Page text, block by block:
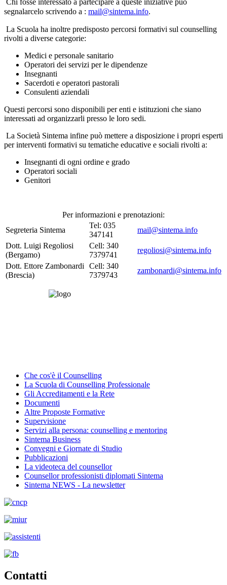
Chi fosse interessato a partecipare a queste iniziative può
segnalarcelo scrivendo a : mail@sintema.info.
La Scuola ha inoltre predisposto percorsi formativi sul counselling
rivolti a diverse categorie:
Medici e personale sanitario
Operatori dei servizi per le dipendenze
Insegnanti
Sacerdoti e operatori pastorali
Consulenti aziendali
Questi percorsi sono disponibili per enti e istituzioni che siano
interessati ad organizzarli presso le loro sedi.
La Società Sintema infine può mettere a disposizione i propri esperti
per interventi formativi su tematiche educative e sociali rivolti a:
Insegnanti di ogni ordine e grado
Operatori sociali
Genitori
Per informazioni e prenotazioni:
Segreteria Sintema
Tel: 035
347141
mail@sintema.info
Dott. Luigi Regoliosi
(Bergamo)
Cell: 340
7379741
regoliosi@sintema.info
Dott. Ettore Zambonardi
(Brescia)
Cell: 340
7379743
zambonardi@sintema.info
Che cos'è il Counselling
La Scuola di Counselling Professionale
Gli Accreditamenti e la Rete
Documenti
Altre Proposte Formative
Supervisione
Servizi alla persona: counselling e mentoring
Sintema Business
Convegni e Giornate di Studio
Pubblicazioni
La videoteca del counsellor
Counsellor professionisti diplomati Sintema
Sintema NEWS - La newsletter
Contatti